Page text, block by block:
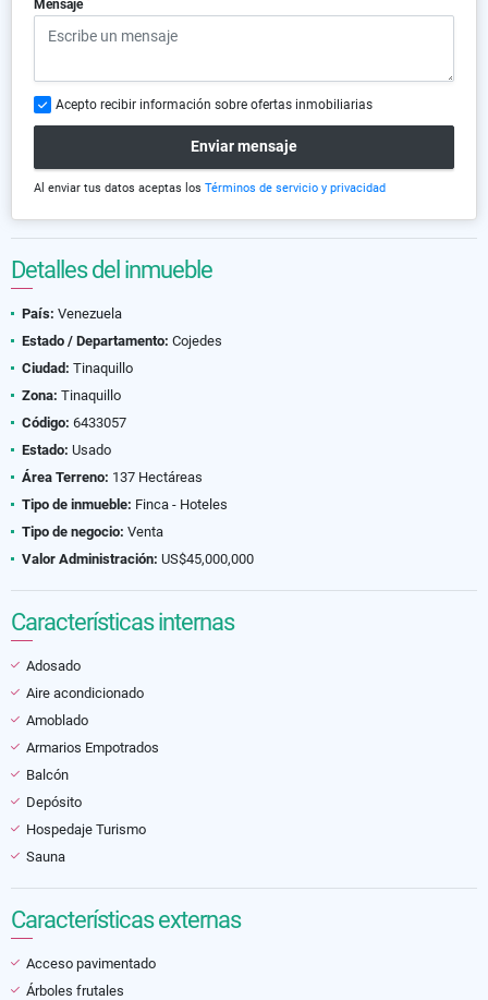
Mensaje
Acepto recibir información sobre ofertas inmobiliarias
Enviar mensaje
Al enviar tus datos aceptas los Términos de servicio y privacidad
Detalles del inmueble
País: Venezuela
Estado / Departamento: Cojedes
Ciudad: Tinaquillo
Zona: Tinaquillo
Código: 6433057
Estado: Usado
Área Terreno: 137 Hectáreas
Tipo de inmueble: Finca - Hoteles
Tipo de negocio: Venta
Valor Administración: US$45,000,000
Características internas
Adosado
Aire acondicionado
Amoblado
Armarios Empotrados
Balcón
Depósito
Hospedaje Turismo
Sauna
Características externas
Acceso pavimentado
Árboles frutales